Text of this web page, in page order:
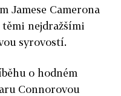
Jamese Camerona
nejdražšími
syrovostí.
o hodném
Connorovou